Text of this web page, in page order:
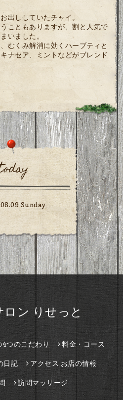
出ししていたチャイ。
こともありますが、割と人気で
いました。
むくみ解消に効くハーブティと
ナセア、ミントなどがブレンド
Sunday
ロン りせっと
4つのこだわり 料金・コース
日記 アクセス お店の情報
訪問マッサージ